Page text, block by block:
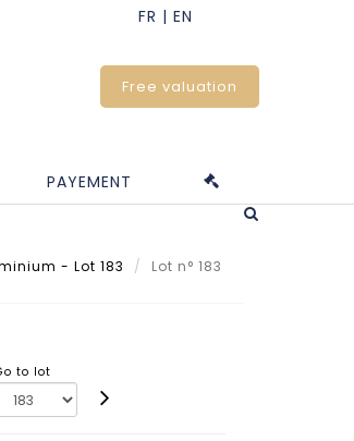
Free valuation
PAYEMENT
- Lot 183 Lot n° 183
to lot